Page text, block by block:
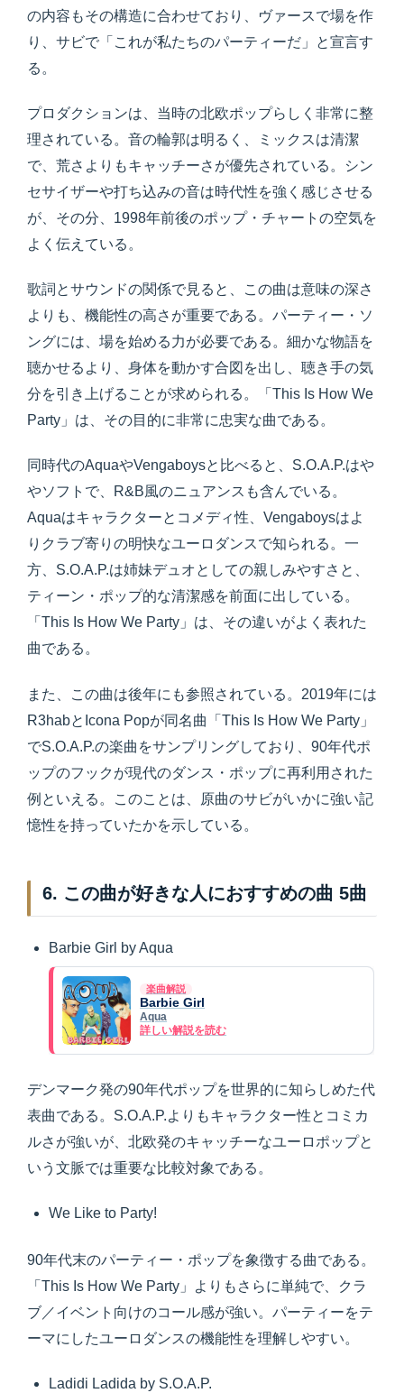
の内容もその構造に合わせており、ヴァースで場を作
り、サビで「これが私たちのパーティーだ」と宣言す
る。
プロダクションは、当時の北欧ポップらしく非常に整
理されている。音の輪郭は明るく、ミックスは清潔
で、荒さよりもキャッチーさが優先されている。シン
セサイザーや打ち込みの音は時代性を強く感じさせる
が、その分、1998年前後のポップ・チャートの空気を
よく伝えている。
歌詞とサウンドの関係で見ると、この曲は意味の深さ
よりも、機能性の高さが重要である。パーティー・ソ
ングには、場を始める力が必要である。細かな物語を
聴かせるより、身体を動かす合図を出し、聴き手の気
分を引き上げることが求められる。「This Is How We
Party」は、その目的に非常に忠実な曲である。
同時代のAquaやVengaboysと比べると、S.O.A.P.はや
やソフトで、R&B風のニュアンスも含んでいる。
Aquaはキャラクターとコメディ性、Vengaboysはよ
りクラブ寄りの明快なユーロダンスで知られる。一
方、S.O.A.P.は姉妹デュオとしての親しみやすさと、
ティーン・ポップ的な清潔感を前面に出している。
「This Is How We Party」は、その違いがよく表れた
曲である。
また、この曲は後年にも参照されている。2019年には
R3habとIcona Popが同名曲「This Is How We Party」
でS.O.A.P.の楽曲をサンプリングしており、90年代ポ
ップのフックが現代のダンス・ポップに再利用された
例といえる。このことは、原曲のサビがいかに強い記
憶性を持っていたかを示している。
6. この曲が好きな人におすすめの曲 5曲
Barbie Girl by Aqua
楽曲解説
Barbie Girl
Aqua
詳しい解説を読む
デンマーク発の90年代ポップを世界的に知らしめた代
表曲である。S.O.A.P.よりもキャラクター性とコミカ
ルさが強いが、北欧発のキャッチーなユーロポップと
いう文脈では重要な比較対象である。
We Like to Party!
90年代末のパーティー・ポップを象徴する曲である。
「This Is How We Party」よりもさらに単純で、クラ
ブ／イベント向けのコール感が強い。パーティーをテ
ーマにしたユーロダンスの機能性を理解しやすい。
Ladidi Ladida by S.O.A.P.